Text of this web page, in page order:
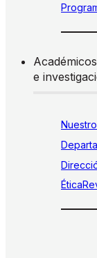
Académicos
e
Ética